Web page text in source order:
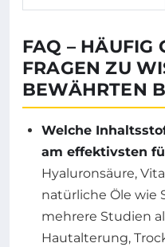
FAQ – HÄUFIG
FRAGEN ZU
BEWÄHRTEN
Welche
am effektivsten
Hyaluronsäure,
natürliche Öle wie
mehrere Studien
Hautalterung,